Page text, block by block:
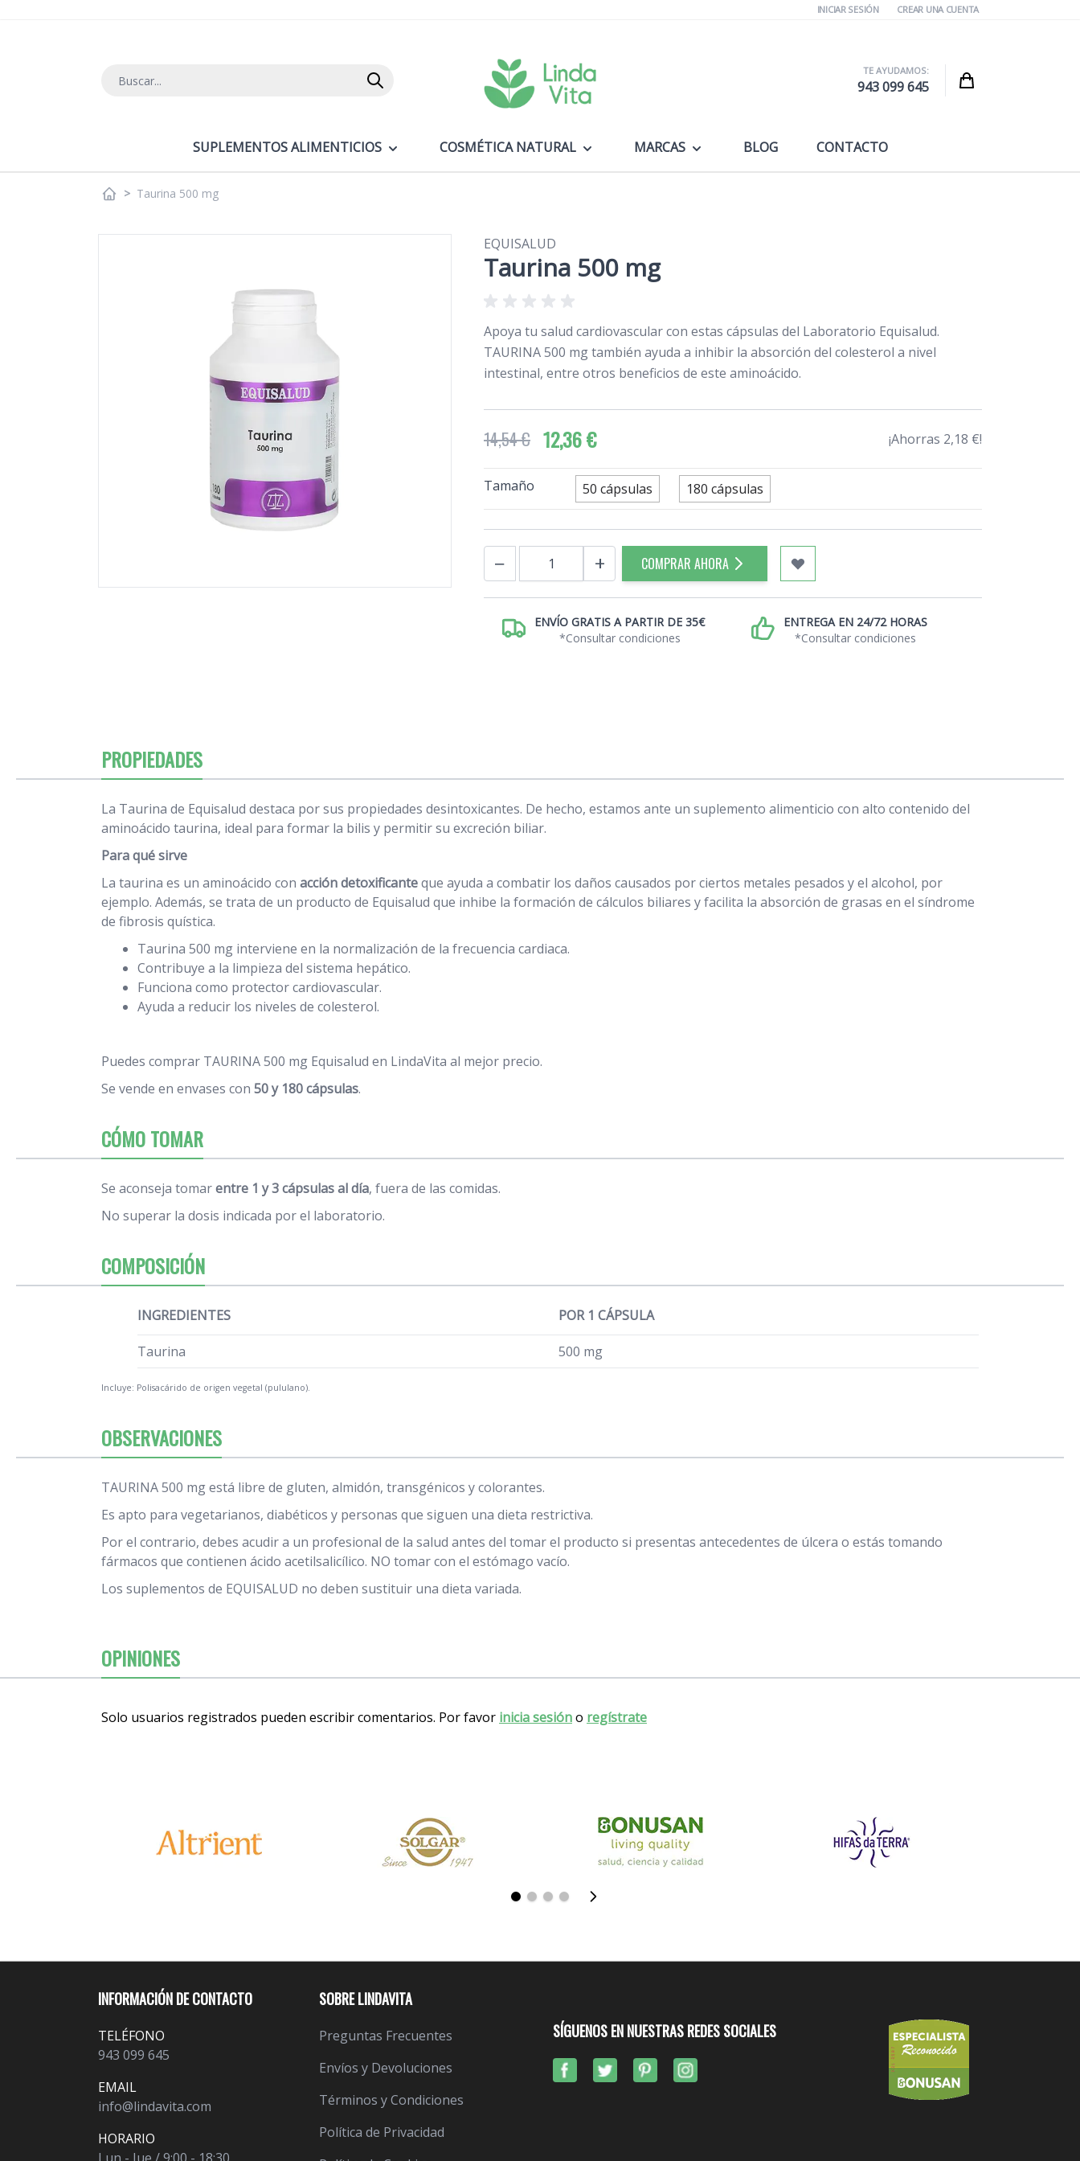
INICIAR SESIÓN CREAR UNA CUENTA
Buscar
TE AYUDAMOS:
943 099 645 Cart
SUPLEMENTOS ALIMENTICIOS COSMÉTICA NATURAL MARCAS BLOG CONTACTO
> Taurina 500 mg
EQUISALUD
Taurina 500 mg
Apoya tu salud cardiovascular con estas cápsulas del Laboratorio Equisalud.
TAURINA 500 mg también ayuda a inhibir la absorción del colesterol a nivel
intestinal, entre otros beneficios de este aminoácido.
14,54 € 12,36 € ¡Ahorras 2,18 €!
Tamaño 50 cápsulas 180 cápsulas
− + COMPRAR AHORA
ENVÍO GRATIS A PARTIR DE 35€
*Consultar condiciones
ENTREGA EN 24/72 HORAS
*Consultar condiciones
PROPIEDADES
La Taurina de Equisalud destaca por sus propiedades desintoxicantes. De hecho, estamos ante un suplemento alimenticio con alto contenido del
aminoácido taurina, ideal para formar la bilis y permitir su excreción biliar.
Para qué sirve
La taurina es un aminoácido con acción detoxificanteque ayuda a combatir los daños causados por ciertos metales pesados y el alcohol, por
ejemplo. Además, se trata de un producto de Equisalud que inhibe la formación de cálculos biliares y facilita la absorción de grasas en el síndrome
de fibrosis quística.
Taurina 500 mg interviene en la normalización de la frecuencia cardiaca.
Contribuye a la limpieza del sistema hepático.
Funciona como protector cardiovascular.
Ayuda a reducir los niveles de colesterol.
Puedes comprar TAURINA 500 mg Equisalud en LindaVita al mejor precio.
Se vende en envases con 50 y 180 cápsulas.
CÓMO TOMAR
Se aconseja tomarentre 1 y 3 cápsulas al día, fuera de las comidas.
No superar la dosis indicada por el laboratorio.
COMPOSICIÓN
INGREDIENTES POR 1 CÁPSULA
Taurina 500 mg
Incluye: Polisacárido de origen vegetal (pululano).
OBSERVACIONES
TAURINA 500 mg está libre de gluten, almidón, transgénicos y colorantes.
Es apto para vegetarianos, diabéticos y personas que siguen una dieta restrictiva.
Por el contrario, debes acudir a un profesional de la salud antes del tomar el producto si presentas antecedentes de úlcera o estás tomando
fármacos que contienen ácido acetilsalicílico. NO tomar con el estómago vacío.
Los suplementos de EQUISALUD no deben sustituir una dieta variada.
OPINIONES
Solo usuarios registrados pueden escribir comentarios. Por favor inicia sesióno regístrate
INFORMACIÓN DE CONTACTO
TELÉFONO
943 099 645
EMAIL
info@lindavita.com
HORARIO
SOBRE LINDAVITA
Preguntas Frecuentes
Envíos y Devoluciones
Términos y Condiciones
Política de Privacidad
SÍGUENOS EN NUESTRAS REDES SOCIALES